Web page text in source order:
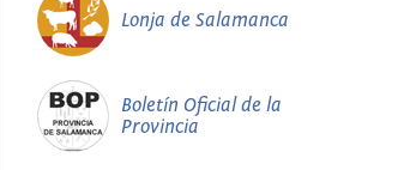
Lonja de Salamanca
Boletín Oficial de la
Provincia